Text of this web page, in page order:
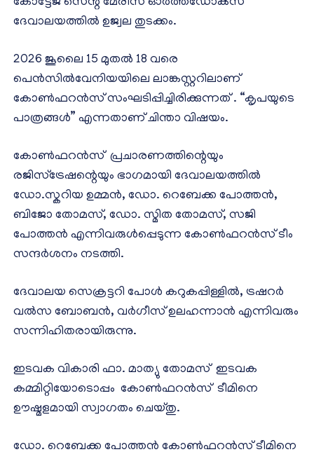
കോട്ടേജ് സെന്റ് മേരീസ് ഓർത്തഡോൿസ്
ദേവാലയത്തിൽ ഉജ്വല തുടക്കം.
2026 ജൂലൈ 15 മുതൽ 18 വരെ
പെൻസിൽവേനിയയിലെ ലാങ്കസ്റ്ററിലാണ്
കോൺഫറൻസ് സംഘടിപ്പിച്ചിരിക്കുന്നത് . “കൃപയുടെ
പാത്രങ്ങൾ” എന്നതാണ് ചിന്താ വിഷയം.
കോൺഫറൻസ് പ്രചാരണത്തിന്റെയും
രജിസ്ട്രേഷന്റെയും ഭാഗമായി ദേവാലയത്തിൽ
ഡോ.സ്കറിയ ഉമ്മൻ, ഡോ. റെബേക്ക പോത്തൻ,
ബിജോ തോമസ്, ഡോ. സ്മിത തോമസ്, സജി
പോത്തൻ എന്നിവരുൾപ്പെടുന്ന കോൺഫറൻസ് ടീം
സന്ദർശനം നടത്തി.
ദേവാലയ സെക്രട്ടറി പോൾ കറുകപ്പിള്ളിൽ, ട്രഷറർ
വൽസ ബോബൻ, വർഗീസ് ഉലഹന്നാൻ എന്നിവരും
സന്നിഹിതരായിരുന്നു.
ഇടവക വികാരി ഫാ. മാത്യു തോമസ് ഇടവക
കമ്മിറ്റിയോടൊപ്പം കോൺഫറൻസ് ടീമിനെ
ഊഷ്മളമായി സ്വാഗതം ചെയ്തു.
ഡോ. റെബേക്ക പോത്തൻ കോൺഫറൻസ് ടീമിനെ